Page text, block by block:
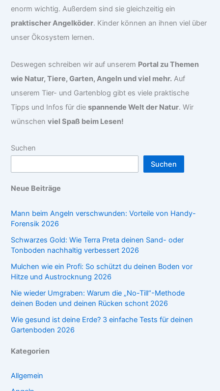
enorm wichtig. Außerdem sind sie gleichzeitig ein
praktischer Angelköder. Kinder können an ihnen viel über
unser Ökosystem lernen.
Deswegen schreiben wir auf unserem Portal zu Themen
wie Natur, Tiere, Garten, Angeln und viel mehr. Auf
unserem Tier- und Gartenblog gibt es viele praktische
Tipps und Infos für diespannende Welt der Natur. Wir
wünschenviel Spaß beim Lesen!
Suchen
Suchen
Neue Beiträge
Mann beim Angeln verschwunden: Vorteile von Handy-
Forensik 2026
Schwarzes Gold: Wie Terra Preta deinen Sand- oder
Tonboden nachhaltig verbessert 2026
Mulchen wie ein Profi: So schützt du deinen Boden vor
Hitze und Austrocknung 2026
Nie wieder Umgraben: Warum die „No-Till“-Methode
deinen Boden und deinen Rücken schont 2026
Wie gesund ist deine Erde? 3 einfache Tests für deinen
Gartenboden 2026
Kategorien
Allgemein